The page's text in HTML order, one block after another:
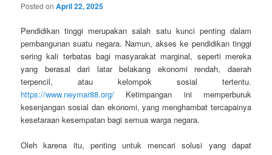
Posted onApril 22, 2025
Pendidikan tinggi merupakan salah satu kunci penting dalam
pembangunan suatu negara. Namun, akses ke pendidikan tinggi
sering kali terbatas bagi masyarakat marginal, seperti mereka
yang berasal dari latar belakang ekonomi rendah, daerah
terpencil, atau kelompok sosial tertentu.
https://www.neymar88.org/ Ketimpangan ini memperburuk
kesenjangan sosial dan ekonomi, yang menghambat tercapainya
kesetaraan kesempatan bagi semua warga negara.
Oleh karena itu, penting untuk mencari solusi yang dapat